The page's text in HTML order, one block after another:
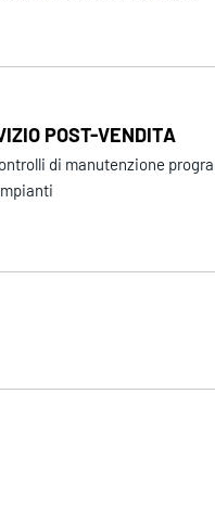
POST-VENDITA
di manutenzione